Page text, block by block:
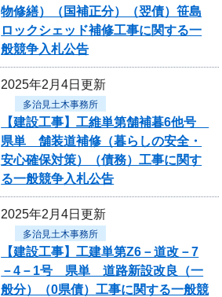
物修繕）（国補正分）（翌債）笹島
ロックシェッド補修工事に関する一
般競争入札公告
2025年2月4日更新
多治見土木事務所
【建設工事】工維単第舗補暮6他号
県単 舗装道補修（暮らしの安全・
安心確保対策）（債務）工事に関す
る一般競争入札公告
2025年2月4日更新
多治見土木事務所
【建設工事】工建単第Z6－道改－7
－4－1号 県単 道路新設改良（一
般分）（0県債）工事に関する一般競